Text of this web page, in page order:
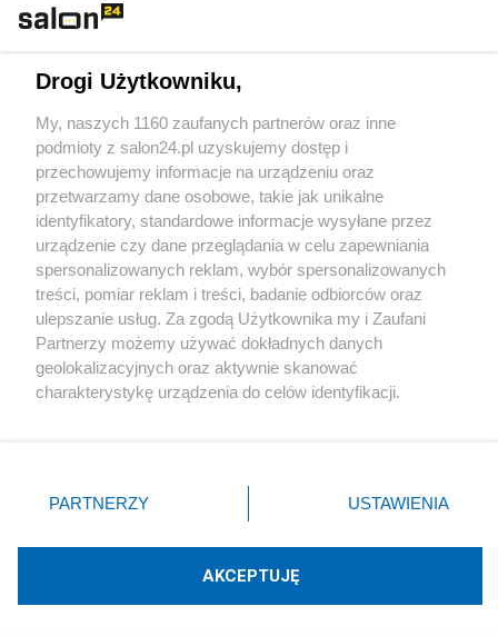
Sport
Społeczeństwo
Kultura
X Facebook Instagram Youtube
Technologię dostarcza:W3media.pl
Drogi Użytkowniku,
My, naszych 1160 zaufanych partnerów oraz inne
podmioty z salon24.pl uzyskujemy dostęp i
przechowujemy informacje na urządzeniu oraz
przetwarzamy dane osobowe, takie jak unikalne
identyfikatory, standardowe informacje wysyłane przez
urządzenie czy dane przeglądania w celu zapewniania
spersonalizowanych reklam, wybór spersonalizowanych
treści, pomiar reklam i treści, badanie odbiorców oraz
ulepszanie usług. Za zgodą Użytkownika my i Zaufani
Partnerzy możemy używać dokładnych danych
geolokalizacyjnych oraz aktywnie skanować
charakterystykę urządzenia do celów identyfikacji.
zmienić/wycofać klikając przycisk ustawień prywatności
znajdujący się w lewym dolnym rogu strony
rodzaje przetwarzania danych nie wymagają zgody
użytkownika, ale masz prawo sprzeciwić się takiemu
PARTNERZY USTAWIENIA
AKCEPTUJĘ